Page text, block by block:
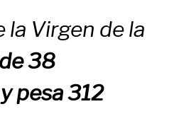
la Virgen de la
38
pesa 312